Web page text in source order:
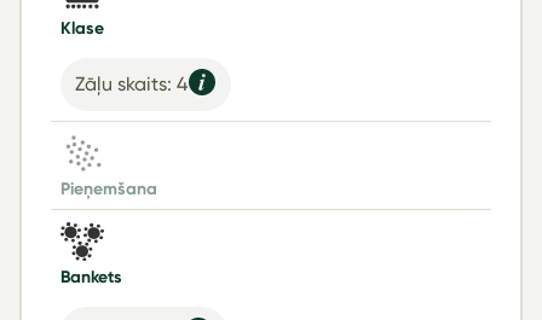
Klase
Zāļu skaits: 4
Pieņemšana
Bankets